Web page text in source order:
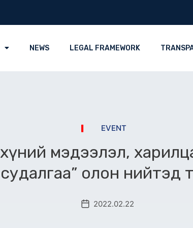
NEWS LEGAL FRAMEWORK
EVENT
хүний мэдээлэл,
олон нийтэд
2022.02.22